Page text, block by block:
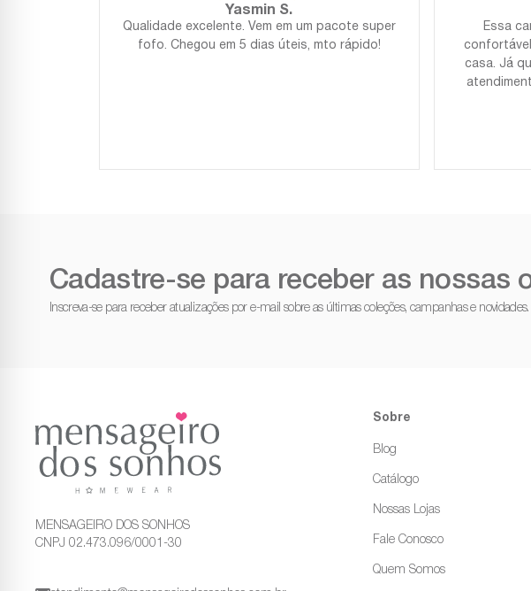
Yasmin S.
Qualidade excelente. Vem em um pacote super
fofo. Chegou em 5 dias úteis, mto rápido!
Essa
casa. Já
Cadastre-se para receber as nossas
Inscreva-se para receber atualizações por e-mail sobre as últimas coleções, campanhas e novidades.
MENSAGEIRO DOS SONHOS
CNPJ 02.473.096/0001-30
Sobre
Blog
Catálogo
Nossas Lojas
Fale Conosco
Quem Somos